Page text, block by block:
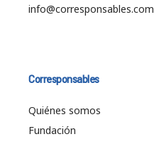
info@corresponsables.com
Corresponsables
Quiénes somos
Fundación